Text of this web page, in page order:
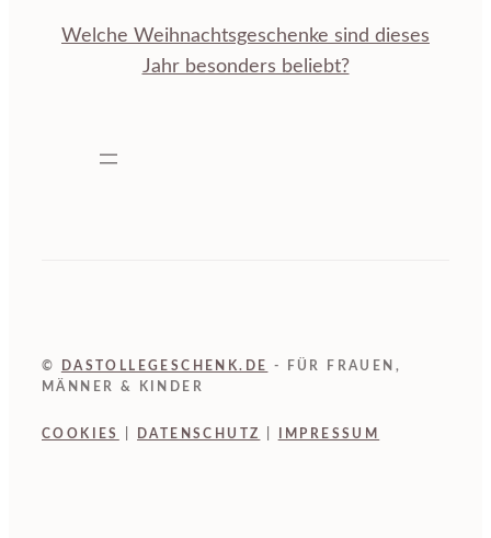
Welche Weihnachtsgeschenke sind dieses
Jahr besonders beliebt?
© DASTOLLEGESCHENK.DE
- FÜR FRAUEN,
MÄNNER & KINDER
COOKIES DATENSCHUTZ IMPRESSUM